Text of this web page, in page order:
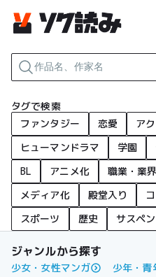
タグで検索
ファンタジー
恋愛 ア
ヒューマンドラマ
学園
BL
アニメ化 職業・業界
メディア化
殿堂入り
スポーツ
歴史 サスペ
ジャンルから探す
少女・女性マンガ 少年・青